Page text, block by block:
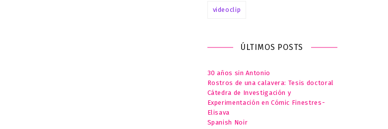
videoclip
ÚLTIMOS POSTS
30 años sin Antonio
Rostros de una calavera: Tesis doctoral
Cátedra de Investigación y
Experimentación en Cómic Finestres-
Elisava
Spanish Noir